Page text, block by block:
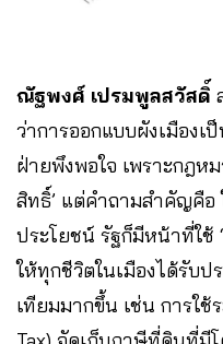
ณัฐพงศ์ เปรมพูลสวัสดิ์
ว่าการออกแบบผังเมือง
ฝ่ายพึงพอใจ เพราะกฎห
สิทธิ์’ แต่คำถามสำคัญคื
ประโยชน์ รัฐก็มีหน้าที่ใช้
ให้ทุกชีวิตในเมืองได้รับป
เทียมมากขึ้น เช่น การใ